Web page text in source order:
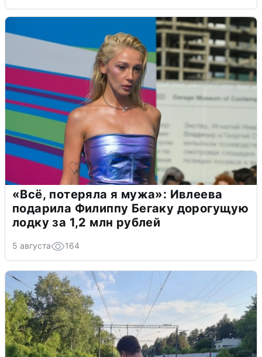
«Всё, потеряла я мужа»: Ивлеева
подарила Филиппу Бегаку дорогущую
лодку за 1,2 млн рублей
5 августа 164